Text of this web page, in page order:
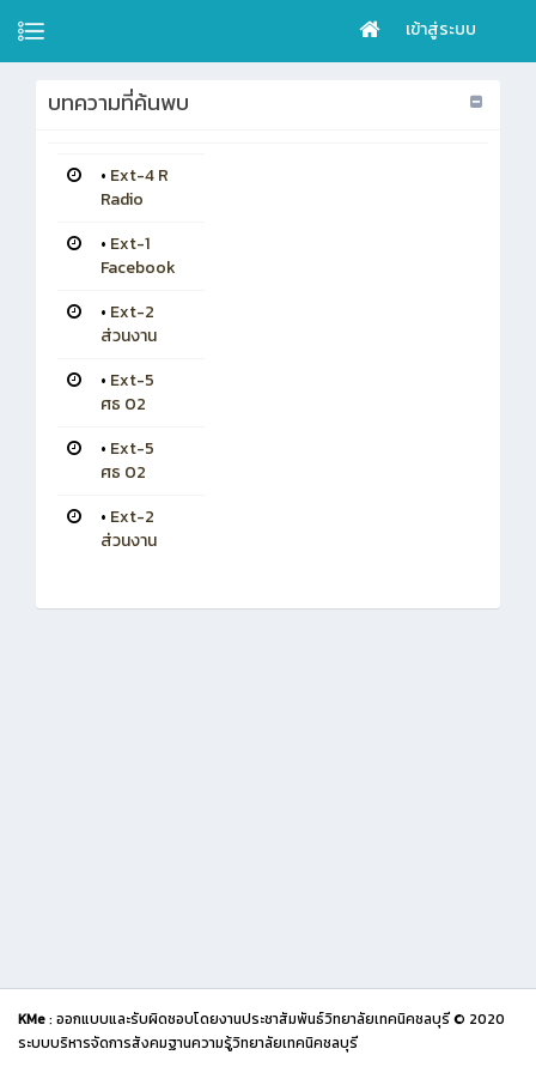
เข้าสู่ระบบ
บทความที่ค้นพบ
• Ext-4 R
Radio
• Ext-1
Facebook
• Ext-2
ส่วนงาน
• Ext-5
ศธ 02
• Ext-5
ศธ 02
• Ext-2
ส่วนงาน
KMe: ออกแบบและรับผิดชอบโดยงานประชาสัมพันธ์วิทยาลัยเทคนิคชลบุรี © 2020
ระบบบริหารจัดการสังคมฐานความรู้วิทยาลัยเทคนิคชลบุรี